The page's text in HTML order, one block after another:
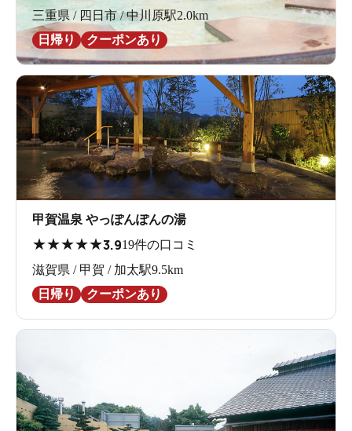
三重県 / 四日市 / 中川原駅2.0km
日帰り
クーポンあり
甲賀温泉 やっぽんぽんの湯
★★★★★3.919件の口コミ
滋賀県 / 甲賀 / 加太駅9.5km
日帰り
クーポンあり